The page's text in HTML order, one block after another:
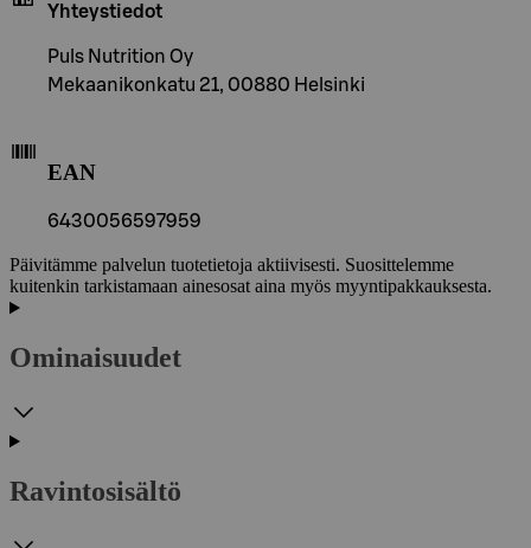
Yhteystiedot
Puls Nutrition Oy
Mekaanikonkatu 21, 00880 Helsinki
EAN
6430056597959
Päivitämme palvelun tuotetietoja aktiivisesti. Suosittelemme
kuitenkin tarkistamaan ainesosat aina myös myyntipakkauksesta.
Ominaisuudet
Ravintosisältö